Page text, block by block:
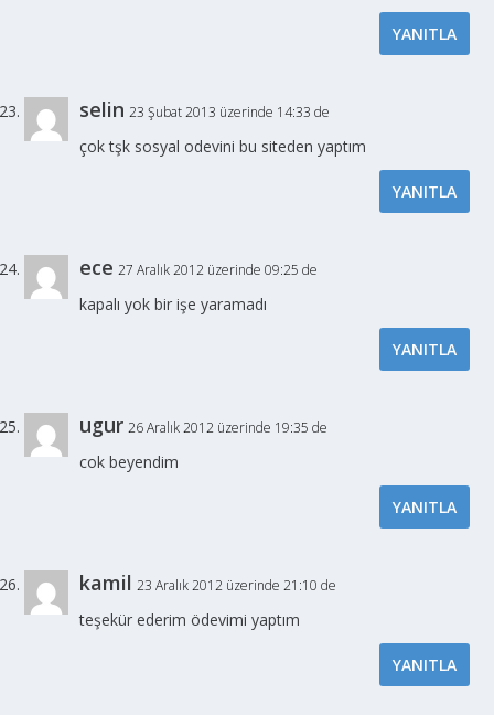
YANITLA
selin 23 Şubat 2013 üzerinde 14:33 de
çok tşk sosyal odevini bu siteden yaptım
YANITLA
ece 27 Aralık 2012 üzerinde 09:25 de
kapalı yok bir işe yaramadı
YANITLA
ugur 26 Aralık 2012 üzerinde 19:35 de
cok beyendim
YANITLA
kamil 23 Aralık 2012 üzerinde 21:10 de
teşekür ederim ödevimi yaptım
YANITLA